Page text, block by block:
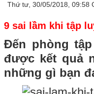
Thứ tư, 30/05/2018, 09:58
9 sai lầm khi tập
Đến phòng
được kết quả
những gì bạn